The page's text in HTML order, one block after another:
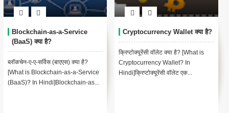
Bitcoin Misery Index (BMI)
क्या है?
बिटकॉइन मिसरी इंडेक्स (बीएमआई) क्या है?
[What Is the Bitcoin Misery Index
(BMI)?]वॉलस्ट्रीट ट्रेडर, ...
Bitcoin Cash क्या है?
बिटकॉइन कैश क्या है? [What is Bitcoin
Cash? In Hindi]बिटकॉइन कैश (BCH)
एक क्रिप्टोकरेंसी है जो बिटकॉ...